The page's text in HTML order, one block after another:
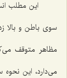
این مطلب
سوی باطن و بالا
مظاهر متوقف
می‌دارد، این نحوه